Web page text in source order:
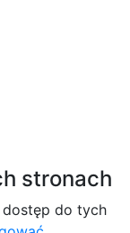
stronach
do tych